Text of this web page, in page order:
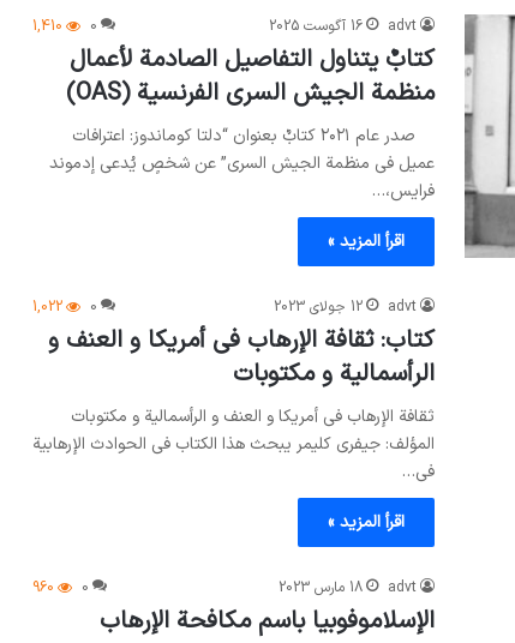
advt 16 آگوست 2025 0
1,410
كتابٌ يتناول التفاصيل الصادمة لأعمال
منظمة الجيش السري الفرنسية (OAS)
صدر عام ٢٠٢١ كتابٌ بعنوان “دلتا كوماندوز: اعترافات
عميل في منظمة الجيش السري” عن شخصٍ يُدعى إدموند
فرايس،…
اقرأ المزيد »
advt 12 جولای 2023 0
1,022
كتاب: ثقافة الإرهاب في أمريكا و العنف و
الرأسمالية و مكتوبات
ثقافة الإرهاب في أمريكا و العنف و الرأسمالية و مكتوبات
المؤلف: جيفري كليمر يبحث هذا الكتاب في الحوادث الإرهابية
في…
اقرأ المزيد »
advt 18 مارس 2023 0
960
الإسلاموفوبيا باسم مكافحة الإرهاب